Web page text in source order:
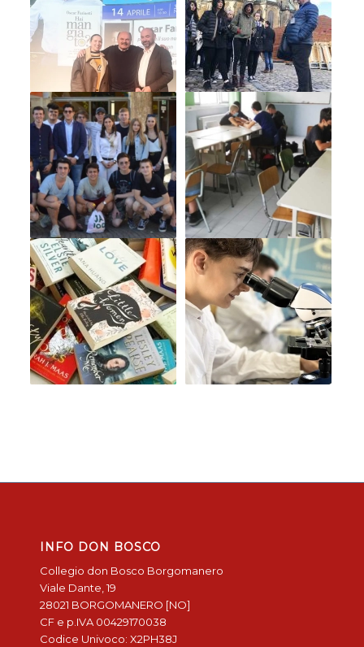
INFO DON BOSCO
Collegio don Bosco Borgomanero
Viale Dante, 19
28021 BORGOMANERO [NO]
CF e p.IVA 00429170038
Codice Univoco: X2PH38J